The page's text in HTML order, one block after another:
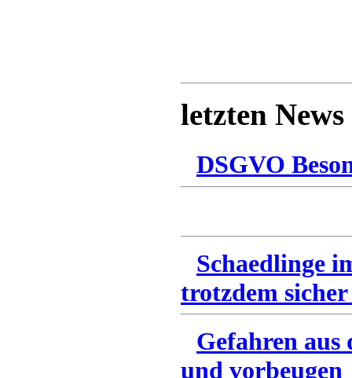
letzten News
DSGVO
Schaedlinge
trotzdem
Gefahren
und vorbeugen